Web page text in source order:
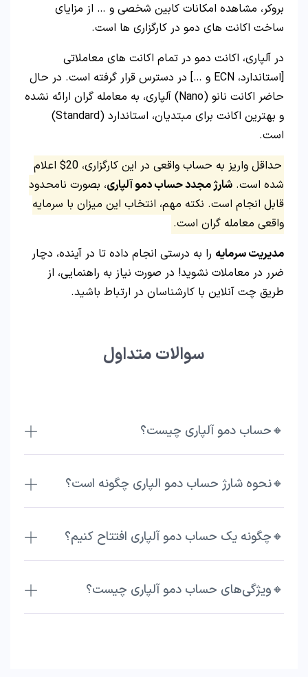
بروکر، مشاهده امکانات کابین شخصی و … از مزایای
ساخت اکانت های دمو در کارگزاری ها است.
در آلپاری، اکانت دمو در تمام اکانت های معاملاتی
[استاندارد، ECN و …] در دسترس قرار گرفته است. در حال
حاضر اکانت نانو (Nano) آلپاری، به معامله گران ارائه نشده
و بهترین اکانت برای مبتدیان، استاندارد (Standard)
است.
حداقل واریز به حساب واقعی در این کارگزاری، 20$ اعلام
شده است. شارژ مجدد حساب دمو آلپاری، بصورت نامحدود
قابل انجام است. نکته مهم، انتخاب این میزان با سرمایه
واقعی معامله گران است.
مدیریت سرمایه را به درستی انجام داده تا در آینده، دچار
ضرر در معاملات نشوید! در صورت نیاز به راهنمایی، از
طریق چت آنلاین با کارشناسان در ارتباط باشید.
سوالات متداول
🔸حساب دمو آلپاری چیست؟
🔸نحوه شارژ حساب دمو الپاری چگونه است؟
🔸چگونه یک حساب دمو آلپاری افتتاح کنیم؟
🔸ویژگی‌های حساب دمو آلپاری چیست؟